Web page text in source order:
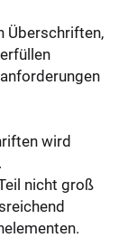
Überschriften,
wird
nicht groß